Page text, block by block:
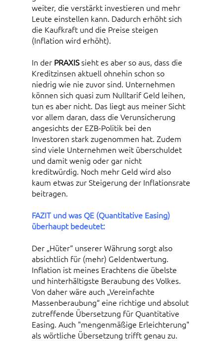
weiter, die verstärkt investieren und mehr
Leute einstellen kann. Dadurch erhöht sich
die Kaufkraft und die Preise steigen
(Inflation wird erhöht).
In der PRAXISsieht es aber so aus, dass die
Kreditzinsen aktuell ohnehin schon so
niedrig wie nie zuvor sind. Unternehmen
können sich quasi zum Nulltarif Geld leihen,
tun es aber nicht. Das liegt aus meiner Sicht
vor allem daran, dass die Verunsicherung
angesichts der EZB-Politik bei den
Investoren stark zugenommen hat. Zudem
sind viele Unternehmen weit überschuldet
und damit wenig oder gar nicht
kreditwürdig. Noch mehr Geld wird also
kaum etwas zur Steigerung der Inflationsrate
beitragen.
FAZIT und was QE (Quantitative Easing)
überhaupt bedeutet:
Der „Hüter“ unserer Währung sorgt also
absichtlich für (mehr) Geldentwertung.
Inflation ist meines Erachtens die übelste
und hinterhältigste Beraubung des Volkes.
Von daher wäre auch „Vereinfachte
Massenberaubung“ eine richtige und absolut
zutreffende Übersetzung für Quantitative
Easing. Auch "mengenmäßige Erleichterung"
als wörtliche Übersetzung trifft genau zu.